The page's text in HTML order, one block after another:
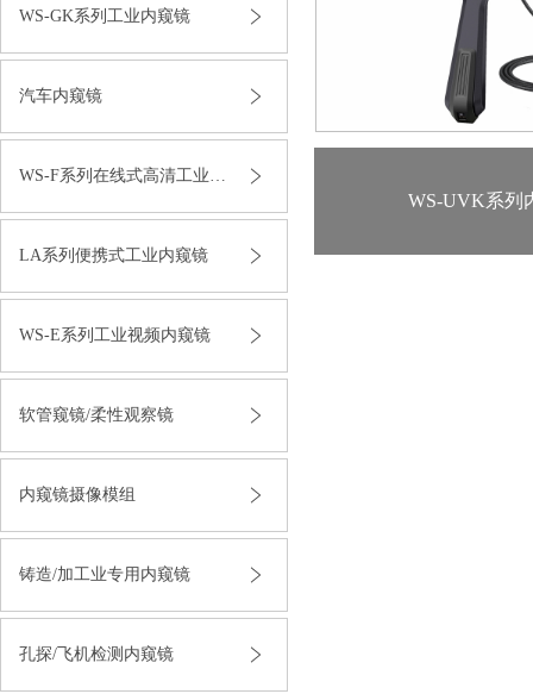
1
WS-GK系列工业内窥镜
汽车内窥镜
WS-F系列在线式高清工业内窥镜
LA系列便携式工业内窥镜
WS-E系列工业视频内窥镜
软管窥镜/柔性观察镜
内窥镜摄像模组
铸造/加工业专用内窥镜
孔探/飞机检测内窥镜
WS-UVK系列